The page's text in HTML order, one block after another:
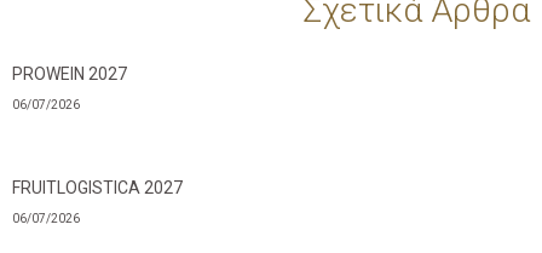
Σχετικά Άρθρα
PROWEIN 2027
06/07/2026
FRUITLOGISTICA 2027
06/07/2026